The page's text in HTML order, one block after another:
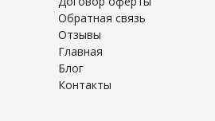
Обратная связь
Отзывы
Главная
Блог
Контакты